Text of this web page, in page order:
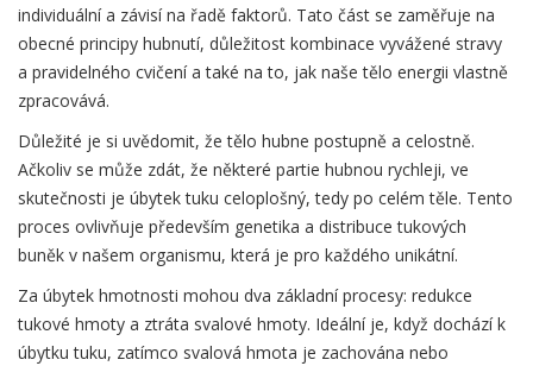
individuální a závisí na řadě faktorů. Tato část se zaměřuje na
obecné principy hubnutí, důležitost kombinace vyvážené stravy
a pravidelného cvičení a také na to, jak naše tělo energii vlastně
zpracovává.
Důležité je si uvědomit, že tělo hubne postupně a celostně.
Ačkoliv se může zdát, že některé partie hubnou rychleji, ve
skutečnosti je úbytek tuku celoplošný, tedy po celém těle. Tento
proces ovlivňuje především genetika a distribuce tukových
buněk v našem organismu, která je pro každého unikátní.
Za úbytek hmotnosti mohou dva základní procesy: redukce
tukové hmoty a ztráta svalové hmoty. Ideální je, když dochází k
úbytku tuku, zatímco svalová hmota je zachována nebo